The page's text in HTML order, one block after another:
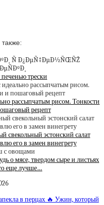
трески
рассыпчатым рисом. Тонкости
рецепт
свекольный эстонский салат
его в замен винегрету
о мясе, твердом сыре и листьях
еще лучше…
в перцах 🔥 Ужин, который